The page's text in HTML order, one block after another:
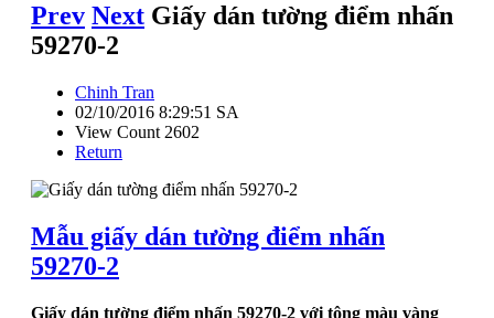
Prev Next Giấy dán tường điểm nhấn
59270-2
Chinh Tran
02/10/2016 8:29:51 SA
View Count 2602
Return
Mẫu giấy dán tường điểm nhấn
59270-2
Giấy dán tường điểm nhấn 59270-2 với tông màu vàng